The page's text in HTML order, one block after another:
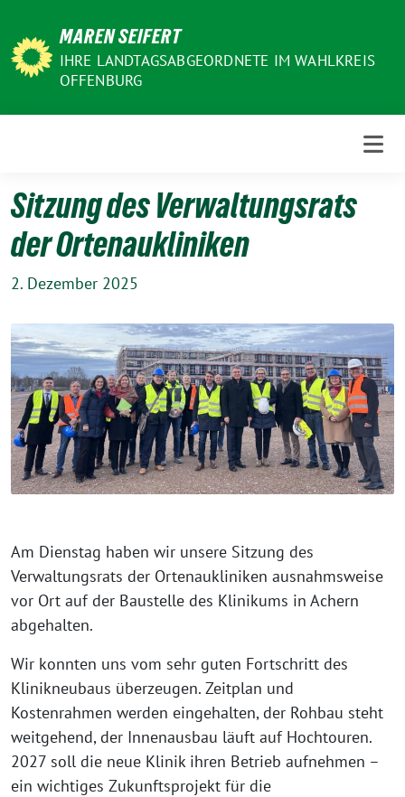
zum
Inhalt
MAREN SEIFERT
IHRE LANDTAGSABGEORDNETE IM WAHLKREIS
OFFENBURG
Sitzung des Verwaltungsrats
der Ortenaukliniken
2. Dezember 2025
Am Dienstag haben wir unsere Sitzung des
Verwaltungsrats der Ortenaukliniken ausnahmsweise
vor Ort auf der Baustelle des Klinikums in Achern
abgehalten.
Wir konnten uns vom sehr guten Fortschritt des
Klinikneubaus überzeugen. Zeitplan und
Kostenrahmen werden eingehalten, der Rohbau steht
weitgehend, der Innenausbau läuft auf Hochtouren.
2027 soll die neue Klinik ihren Betrieb aufnehmen –
ein wichtiges Zukunftsprojekt für die